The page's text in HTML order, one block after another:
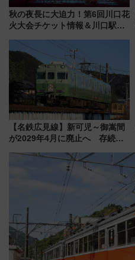
秋の夜長に大迫力！第6回川口花
火大会チケット情報＆川口駅か
【名鉄広見線】新可児～御嵩間
が2029年4月に廃止へ 存続協